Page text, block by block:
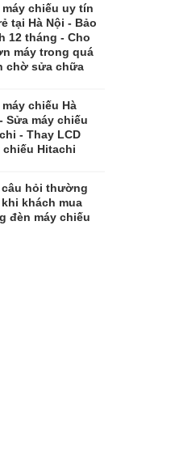
máy chiếu uy tín
tại Hà Nội - Bảo
12 tháng - Cho
máy trong quá
chờ sửa chữa
chiếu Hà
Sửa máy chiếu
- Thay LCD
chiếu Hitachi
câu hỏi thường
khách mua
đèn máy chiếu